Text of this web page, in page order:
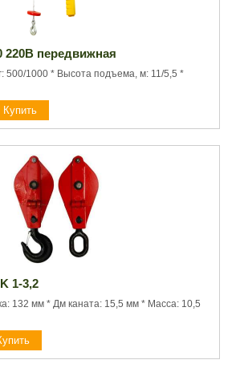
220В передвижная
500/1000 * Высота подъема, м: 11/5,5 *
1-3,2
132 мм * Дм каната: 15,5 мм * Масса: 10,5